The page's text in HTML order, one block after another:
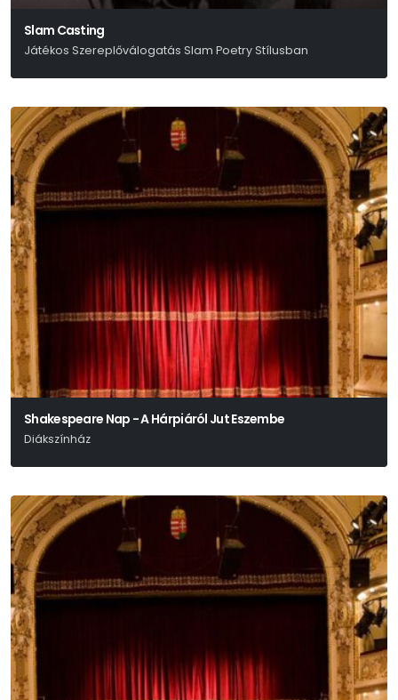
Slam Casting
Játékos Szereplőválogatás Slam Poetry Stílusban
Shakespeare Nap - A Hárpiáról Jut Eszembe
Diákszínház